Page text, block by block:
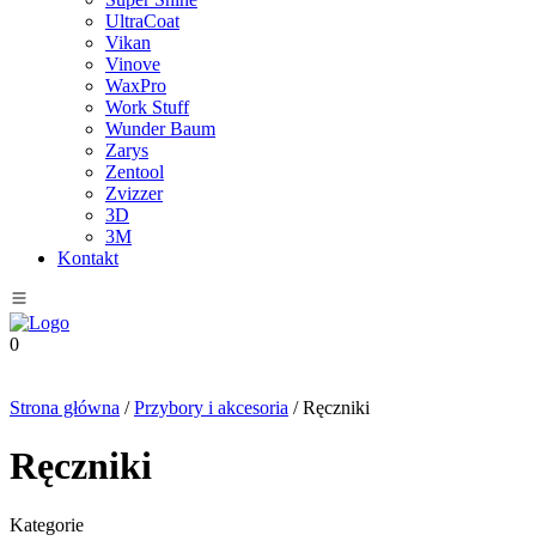
UltraCoat
Vikan
Vinove
WaxPro
Work Stuff
Wunder Baum
Zarys
Zentool
Zvizzer
3D
3M
Kontakt
0
Strona główna /Przybory i akcesoria / Ręczniki
Ręczniki
Kategorie